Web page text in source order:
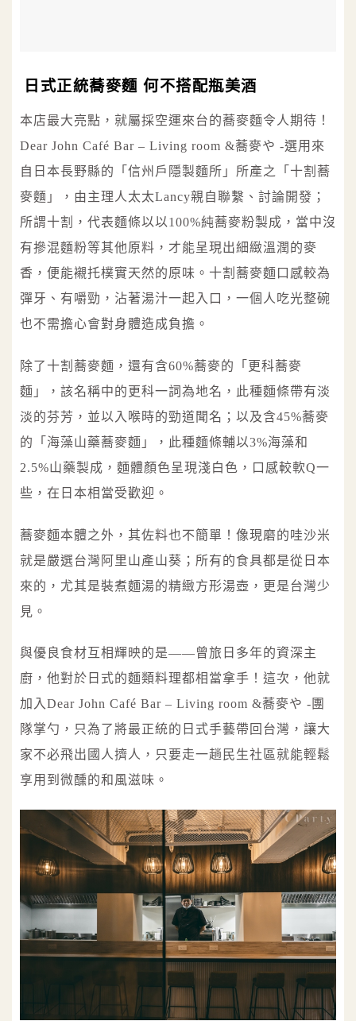
日式正統蕎麥麵 何不搭配瓶美酒
本店最大亮點，就屬採空運來台的蕎麥麵令人期待！
Dear John Café Bar – Living room &蕎麥や -選用來
自日本長野縣的「信州戶隱製麵所」所產之「十割蕎
麥麵」，由主理人太太Lancy親自聯繫、討論開發；
所謂十割，代表麵條以以100%純蕎麥粉製成，當中沒
有摻混麵粉等其他原料，才能呈現出細緻溫潤的麥
香，便能襯托樸實天然的原味。十割蕎麥麵口感較為
彈牙、有嚼勁，沾著湯汁一起入口，一個人吃光整碗
也不需擔心會對身體造成負擔。
除了十割蕎麥麵，還有含60%蕎麥的「更科蕎麥
麵」，該名稱中的更科一詞為地名，此種麵條帶有淡
淡的芬芳，並以入喉時的勁道聞名；以及含45%蕎麥
的「海藻山藥蕎麥麵」，此種麵條輔以3%海藻和
2.5%山藥製成，麵體顏色呈現淺白色，口感較軟Q一
些，在日本相當受歡迎。
蕎麥麵本體之外，其佐料也不簡單！像現磨的哇沙米
就是嚴選台灣阿里山產山葵；所有的食具都是從日本
來的，尤其是裝煮麵湯的精緻方形湯壺，更是台灣少
見。
與優良食材互相輝映的是——曾旅日多年的資深主
廚，他對於日式的麵類料理都相當拿手！這次，他就
加入Dear John Café Bar – Living room &蕎麥や -團
隊掌勺，只為了將最正統的日式手藝帶回台灣，讓大
家不必飛出國人擠人，只要走一趟民生社區就能輕鬆
享用到微醺的和風滋味。